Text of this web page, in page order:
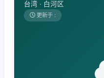
台湾 · 白河区
更新于 :